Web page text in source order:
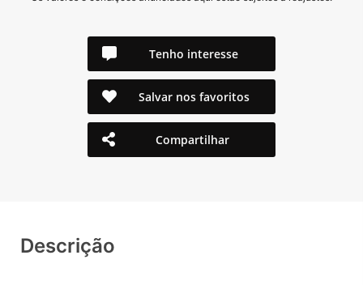
Tenho interesse
Salvar nos favoritos
Compartilhar
Descrição